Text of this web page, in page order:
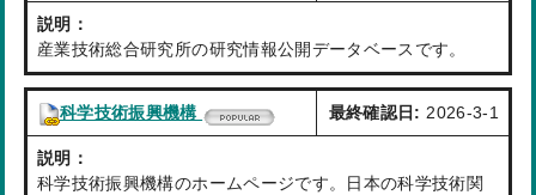
説明：
産業技術総合研究所の研究情報公開データベースです。
科学技術振興機構 最終確認日:2026-3-1
説明：
科学技術振興機構のホームページです。日本の科学技術関